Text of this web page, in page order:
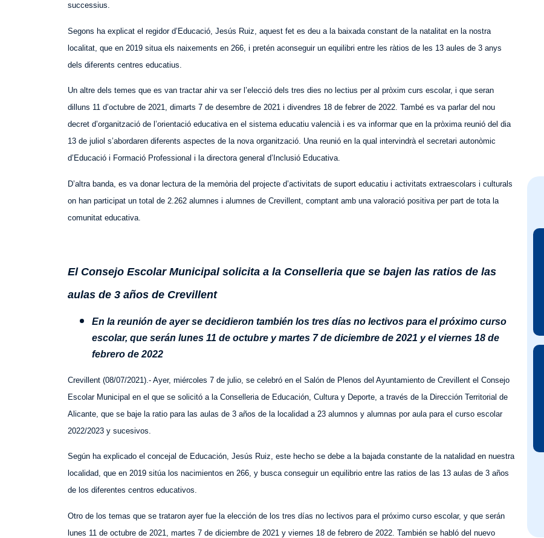
successius.
Segons ha explicat el regidor d’Educació, Jesús Ruiz, aquest fet es deu a la baixada constant de la natalitat en la nostra
localitat, que en 2019 situa els naixements en 266, i pretén aconseguir un equilibri entre les ràtios de les 13 aules de 3 anys
dels diferents centres educatius.
Un altre dels temes que es van tractar ahir va ser l’elecció dels tres dies no lectius per al pròxim curs escolar, i que seran
dilluns 11 d’octubre de 2021, dimarts 7 de desembre de 2021 i divendres 18 de febrer de 2022. També es va parlar del nou
decret d’organització de l’orientació educativa en el sistema educatiu valencià i es va informar que en la pròxima reunió del dia
13 de juliol s’abordaren diferents aspectes de la nova organització. Una reunió en la qual intervindrà el secretari autonòmic
d’Educació i Formació Professional i la directora general d’Inclusió Educativa.
D’altra banda, es va donar lectura de la memòria del projecte d’activitats de suport educatiu i activitats extraescolars i culturals
on han participat un total de 2.262 alumnes i alumnes de Crevillent, comptant amb una valoració positiva per part de tota la
comunitat educativa.
El Consejo Escolar Municipal solicita a la Conselleria que se bajen las ratios de las
aulas de 3 años de Crevillent
En la reunión de ayer se decidieron también los tres días no lectivos para el próximo curso
escolar, que serán lunes 11 de octubre y martes 7 de diciembre de 2021 y el viernes 18 de
febrero de 2022
Crevillent (08/07/2021).- Ayer, miércoles 7 de julio, se celebró en el Salón de Plenos del Ayuntamiento de Crevillent el Consejo
Escolar Municipal en el que se solicitó a la Conselleria de Educación, Cultura y Deporte, a través de la Dirección Territorial de
Alicante, que se baje la ratio para las aulas de 3 años de la localidad a 23 alumnos y alumnas por aula para el curso escolar
2022/2023 y sucesivos.
Según ha explicado el concejal de Educación, Jesús Ruiz, este hecho se debe a labajada constante de la natalidad en nuestra
localidad, que en 2019 sitúa los nacimientos en 266, y busca conseguir un equilibrio entre las ratios de las 13 aulas de 3 años
de los diferentes centros educativos.
Otro de los temas que se trataron ayerfue la elección de los tres días no lectivos para el próximo curso escolar, y que serán
lunes 11 de octubre de 2021, martes 7 de diciembre de 2021 y viernes 18 de febrero de 2022. También se habló del nuevo